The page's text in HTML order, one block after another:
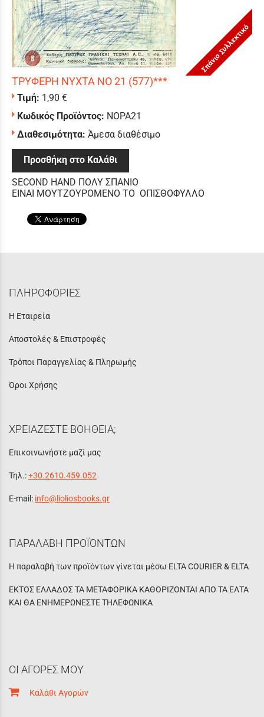
Σπάνιο Συλλεκτικό
ΤΡΥΦΕΡΗ ΝΥΧΤΑ ΝΟ 21 (577)***
Τιμή: 1,90 €
Κωδικός Προϊόντος: ΝΟΡΑ21
Διαθεσιμότητα: Άμεσα διαθέσιμο
Προσθήκη στο Καλάθι
SECOND HAND ΠΟΛΥ ΣΠΑΝΙΟ
EINAI MOYTZOYΡOMEΝΟ ΤΟ ΟΠΙΣΘΟΦΥΛΛΟ
ΠΛΗΡΟΦΟΡΙΕΣ
Η Εταιρεία
Αποστολές & Επιστροφές
Τρόποι Παραγγελίας & Πληρωμής
Όροι Χρήσης
ΧΡΕΙΑΖΕΣΤΕ ΒΟΗΘΕΙΑ;
Επικοινωνήστε μαζί μας
Τηλ.:+30.2610.459.052
E-mail: info@lioliosbooks.gr
ΠΑΡΑΛΑΒΗ ΠΡΟΪΟΝΤΩΝ
Η παραλαβή των προϊόντων γίνεται μέσω ELTA COURIER & ELTA
ΕΚΤΟΣ ΕΛΛΑΔΟΣ ΤΑ ΜΕΤΑΦΟΡΙΚΑ ΚΑΘΟΡΙΖΟΝΤΑΙ ΑΠΟ ΤΑ ΕΛΤΑ
ΚΑΙ ΘΑ ΕΝΗΜΕΡΩΝΕΣΤΕ ΤΗΛΕΦΩΝΙΚΑ
ΟΙ ΑΓΟΡΕΣ ΜΟΥ
Καλάθι Αγορών